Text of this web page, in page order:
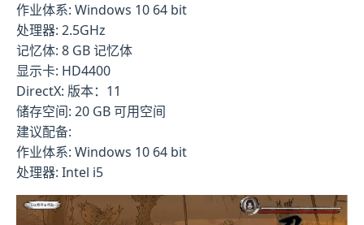
作业体系: Windows 10 64 bit
处理器: 2.5GHz
记忆体: 8 GB 记忆体
显示卡: HD4400
DirectX: 版本：11
储存空间: 20 GB 可用空间
建议配备:
作业体系: Windows 10 64 bit
处理器: Intel i5